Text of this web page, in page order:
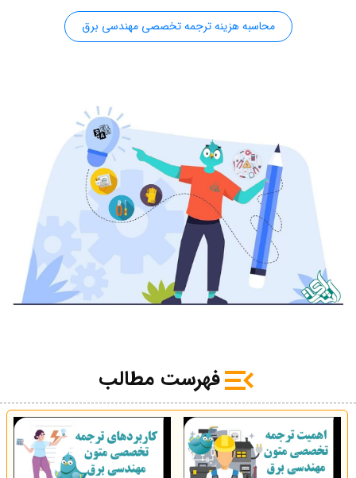
محاسبه هزینه ترجمه تخصصی مهندسی برق
فهرست مطالب